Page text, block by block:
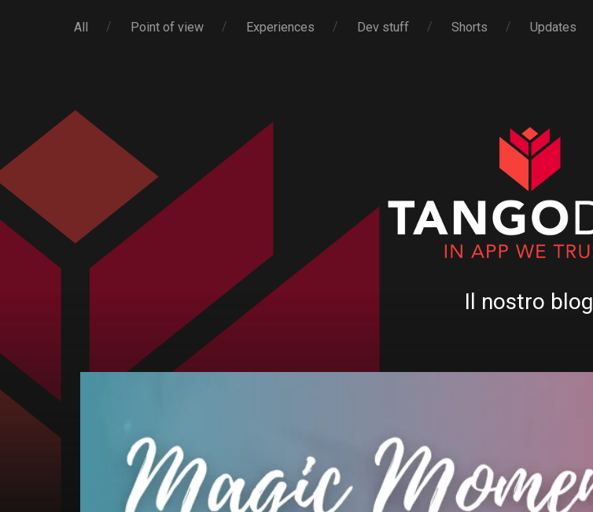
All Point of view Experiences Dev stuff Shorts Updates
Il nostro blog